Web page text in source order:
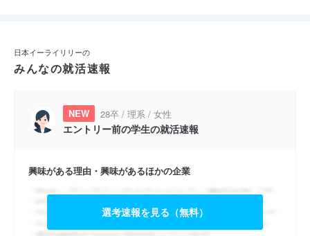
日本イーライリリーの
みんなの就活速報
NEW 28卒 / 理系 / 女性
エントリー前の学生の就活速報
興味がある理由・興味があるほかの企業
選考速報を見る（無料）